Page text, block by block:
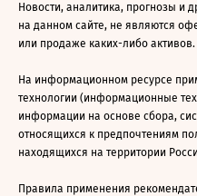
Новости, аналитика, прогнозы и
на данном сайте, не являются
или продаже каких-либо активов.
На информационном ресурсе
технологии (информационные
информации на основе сбора,
относящихся к предпочтениям
находящихся на территории
Правила применения